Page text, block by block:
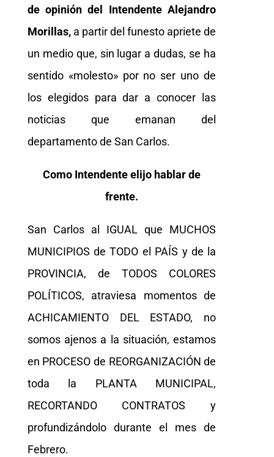
de opinión del Intendente Alejandro
Morillas,a partir del funesto apriete de
un medio que, sin lugar a dudas, se ha
sentido «molesto» por no ser uno de
los elegidos para dar a conocer las
noticias que emanan del
departamento de San Carlos.
Como Intendente elijo hablar de
frente.
San Carlos al IGUAL que MUCHOS
MUNICIPIOS de TODO el PAÍS y de la
PROVINCIA, de TODOS COLORES
POLÍTICOS, atraviesa momentos de
ACHICAMIENTO DEL ESTADO, no
somos ajenos a la situación, estamos
en PROCESO de REORGANIZACIÓN de
toda la PLANTA MUNICIPAL,
RECORTANDO CONTRATOS y
profundizándolo durante el mes de
Febrero.